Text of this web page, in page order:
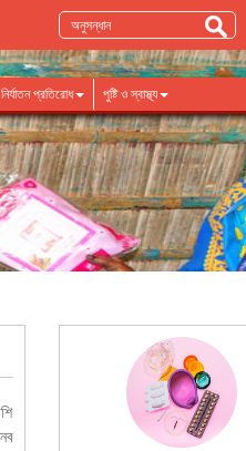
প্রতিরোধ পুষ্টি ও স্বাস্থ্য